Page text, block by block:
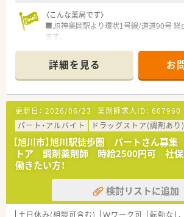
〈こんな薬局です〉
■JR神楽岡駅より環状1号線/道道90号 経
ます。
■処方せんの内容は面対応メイン、様々な
す。
■第１類や要指導医薬品の販売は調剤室に
OTC薬の知識を習得し、業務の幅を広げ
・・＊ 企業の特徴 ＊・・
■北海道に本社を置く大手ドラッグストア
売上はグループ全体で4,000億円超、店舗
会社含むグループ全体では2,000店舗超の
企業で、福利厚生は業界内でもトップクラ
■お客様にとって一番身近なトータルヘル
を目指しています。
■育児時短制度の利用者は200名以上！社
える制度が整っています。
■多彩な教育システム！
詳細を見る お
更新日： 2026/06/23 薬剤師求人ID： 607960
パート・アルバイト
ドラッグストア(調剤あり)
【旭川市】旭川駅徒歩圏 パートさん募
トア 調剤薬剤師 時給2500円可 社保
働きたい方！
検討リストに追加
土日休み(相談可含む) Ｗワーク可 転勤なし